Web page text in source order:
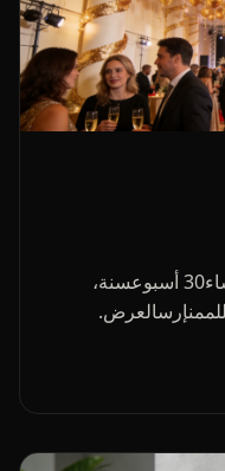
2024 سنة CGN ترحيبمنتصبحإنشاء30 أسبوعسنة،